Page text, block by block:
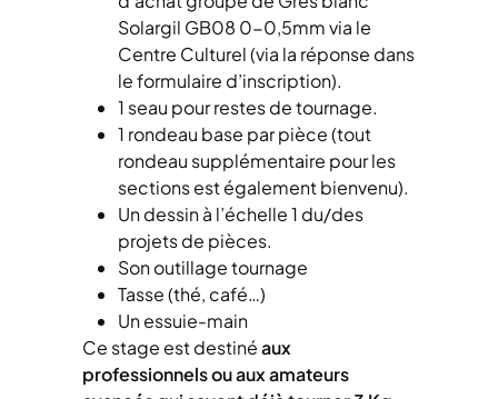
Solargil GB08 0-0,5mm via le
Centre Culturel (via la réponse dans
le formulaire d’inscription).
1 seau pour restes de tournage.
1 rondeau base par pièce (tout
rondeau supplémentaire pour les
sections est également bienvenu).
Un dessin à l’échelle 1 du/des
projets de pièces.
Son outillage tournage
Tasse (thé, café…)
Un essuie-main
Ce stage est destinéaux
professionnels ou aux amateurs